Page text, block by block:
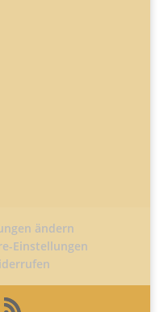
ändern
Einstellungen